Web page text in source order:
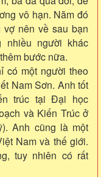
vô hạn. Năm đó
nên về sau bạn
nhiều người khác
bước nữa.
có một người theo
Nam Sơn. Anh tốt
trúc tại Đại học
và Kiến Trúc ở
Anh cũng là một
Nam và thế giới.
tuy nhiên có rất